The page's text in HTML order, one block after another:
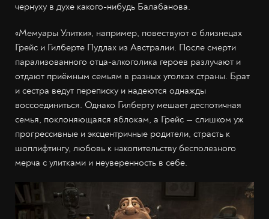
чернуху в духе какого-нибудь Балабанова.
«Мемуары Улитки», например, повествуют о близнецах
Грейс и Гилберте Пудлах из Австралии. После смерти
парализованного отца-алкоголика героев разлучают и
отдают приёмным семьям в разных уголках страны. Брат
и сестра ведут переписку и надеются однажды
воссоединиться. Однако Гилберту мешает деспотичная
семья, поклоняющаяся яблокам, а Грейс — слишком уж
прогрессивные и эксцентричные родители, страсть к
шоплифтингу, любовь к накопительству бесполезного
мерча с улитками и неуверенность в себе.